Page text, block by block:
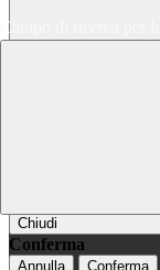
Chiudi
Conferma
Annulla Conferma
Campo di ricerca per